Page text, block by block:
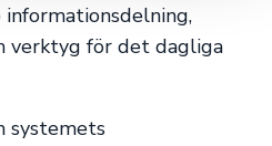
verktyg för det dagliga
systemets